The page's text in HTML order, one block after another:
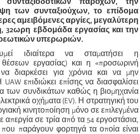
των συνταξιούχων, το επίδομα
αμειβόμενες αργίες, μεγαλύτερη
32ωρη εβδομάδα εργασίας και την
υπερωριών.
ιδιαίτερα να σταματήσει η
θέσεων εργασίας) και η «προσωρινή
διαρκέσει για χρόνια και να μην
επιδιώκει επίσης να διασφαλίσει
των συνδικάτων καθώς η βιομηχανία
οχήματα (EV). Η στρατηγική του
κινητοποίηση μόνο σε επιλεγμένα
απεργία σε τρία από τα 54 εργοστάσια,
παράγουν φορτηγά τα οποία είναι